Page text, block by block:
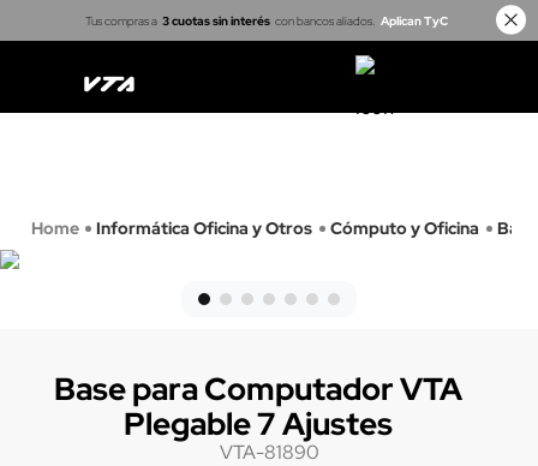
Tus compras a 3 cuotas sin interés con bancos aliados. Aplican TyC
Informática Oficina y Otros Cómputo y Oficina
Base para Computador VTA
Plegable 7 Ajustes
VTA-81890